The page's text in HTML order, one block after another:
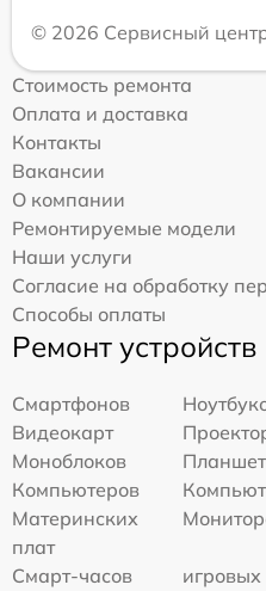
© 2026 Сервисный
Стоимость ремонта
Оплата и доставка
Контакты
Вакансии
О компании
Ремонтируемые модели
Наши услуги
Согласие на обработку
Способы оплаты
Ремонт устройств
Смартфонов
Видеокарт
Моноблоков
Компьютеров
Материнских
плат
Смарт-часов
игровых